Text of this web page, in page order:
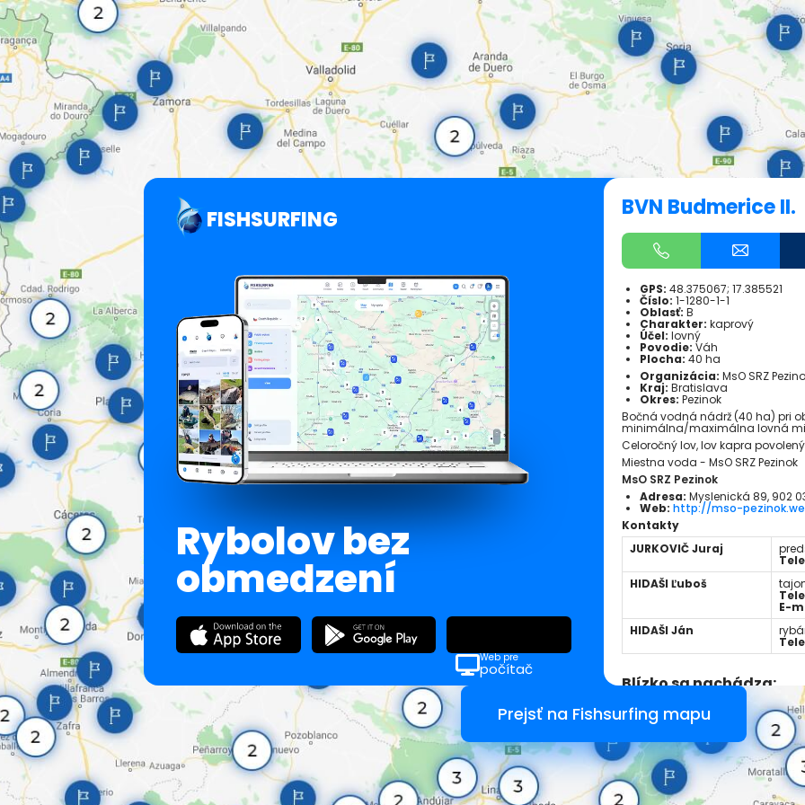
FISHSURFING
Rybolov bez
obmedzení
Web pre
počítač
BVN Budmerice II.
GPS: 48.375067; 17.385521
Číslo: 1-1280-1-1
Oblasť: B
Charakter: kaprový
Účel: lovný
Povodie: Váh
Plocha: 40 ha
Organizácia: MsO SRZ
Kraj: Bratislava
Okres: Pezinok
Bočná vodná nádrž (40 ha) pri
minimálna/maximálna lovná
Celoročný lov, lov kapra
Miestna voda - MsO SRZ Pezinok
MsO SRZ Pezinok
Adresa: Myslenická 89, 902
Web: http://mso-
Kontakty
JURKOVIČ Juraj
HIDAŠI Ľuboš
E-
HIDAŠI Ján
Blízko sa nachádza:
VN Modra - Kráľová
Slovensko
Gidra č. 1b
Prejsť na Fishsurfing mapu